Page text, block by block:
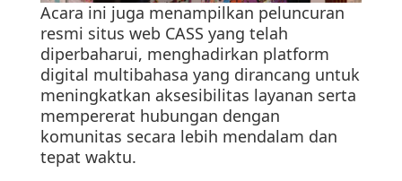
Acara ini juga menampilkan peluncuran
resmi situs web CASS yang telah
diperbaharui, menghadirkan platform
digital multibahasa yang dirancang untuk
meningkatkan aksesibilitas layanan serta
mempererat hubungan dengan
komunitas secara lebih mendalam dan
tepat waktu.